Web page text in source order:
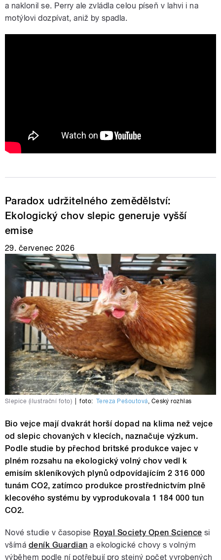
a naklonil se. Perry ale zvládla celou píseň v lahvi i na
motýlovi dozpívat, aniž by spadla.
Paradox udržitelného zemědělství:
Ekologický chov slepic generuje vyšší
emise
29. červenec 2026
Slepice (ilustrační foto) foto: Tereza Pešoutová, Český rozhlas
Bio vejce mají dvakrát horší dopad na klima než vejce
od slepic chovaných v klecích, naznačuje výzkum.
Podle studie by přechod britské produkce vajec v
plném rozsahu na ekologický volný chov vedl k
emisím skleníkových plynů odpovídajícím 2 316 000
tunám CO2, zatímco produkce prostřednictvím plně
klecového systému by vyprodukovala 1 184 000 tun
CO2.
Nové studie v časopise Royal Society Open Science si
všímá deník Guardian a ekologické chovy s volným
výběhem podle ní potřebují pro stejný počet vyrobených